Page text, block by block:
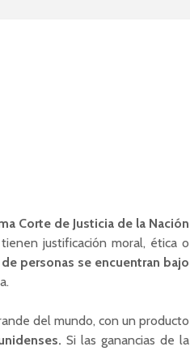
Corte de Justicia de la Nación
justificación moral, ética o
personas se encuentran bajo
del mundo, con un producto
Si las ganancias de la